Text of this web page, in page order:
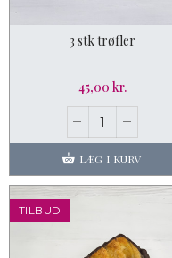
3 stk trøfler
45,00 kr.
LÆG I KURV
TILBUD